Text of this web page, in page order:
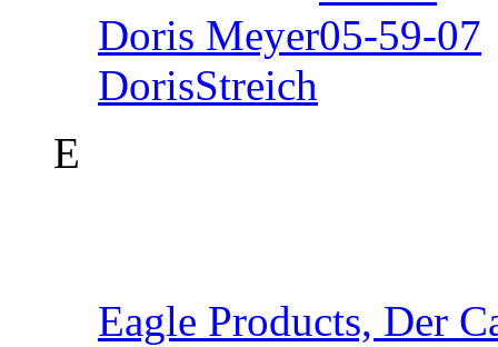
Doris Meyer
DorisStreich
E
Eagle Products, Der